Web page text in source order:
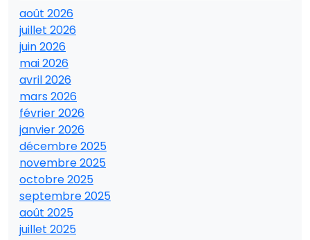
août 2026
juillet 2026
juin 2026
mai 2026
avril 2026
mars 2026
février 2026
janvier 2026
décembre 2025
novembre 2025
octobre 2025
septembre 2025
août 2025
juillet 2025